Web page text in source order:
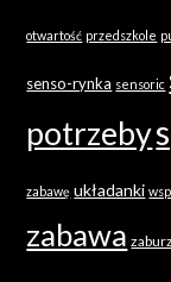
otwartość przedszkole
senso-rynka sensoric
potrzeby
zabawę układanki
zabawa